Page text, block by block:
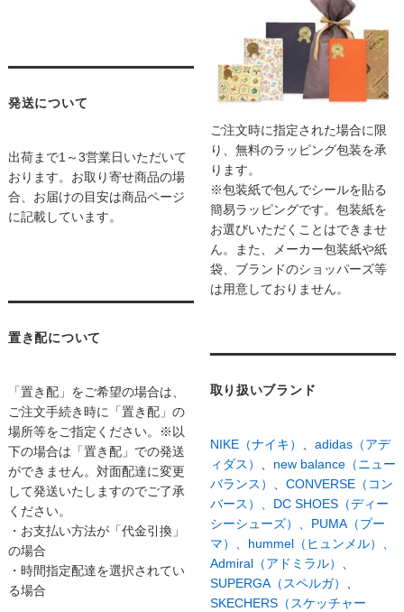
発送について
出荷まで1～3営業日いただいて
おります。お取り寄せ商品の場
合、お届けの目安は商品ページ
に記載しています。
置き配について
「置き配」をご希望の場合は、
ご注文手続き時に「置き配」の
場所等をご指定ください。※以
下の場合は「置き配」での発送
ができません。対面配達に変更
して発送いたしますのでご了承
ください。
・お支払い方法が「代金引換」
の場合
・時間指定配達を選択されてい
る場合
ご注文時に指定された場合に限
り、無料のラッピング包装を承
ります。
※包装紙で包んでシールを貼る
簡易ラッピングです。包装紙を
お選びいただくことはできませ
ん。また、メーカー包装紙や紙
袋、ブランドのショッパーズ等
は用意しておりません。
取り扱いブランド
NIKE（ナイキ） 、 adidas（アデ
ィダス） 、 new balance（ニュー
バランス） 、 CONVERSE（コン
バース）、 DC SHOES（ディー
シーシューズ）、 PUMA（プー
マ）、 hummel（ヒュンメル）、
Admiral（アドミラル） 、
SUPERGA（スペルガ） 、
SKECHERS（スケッチャー